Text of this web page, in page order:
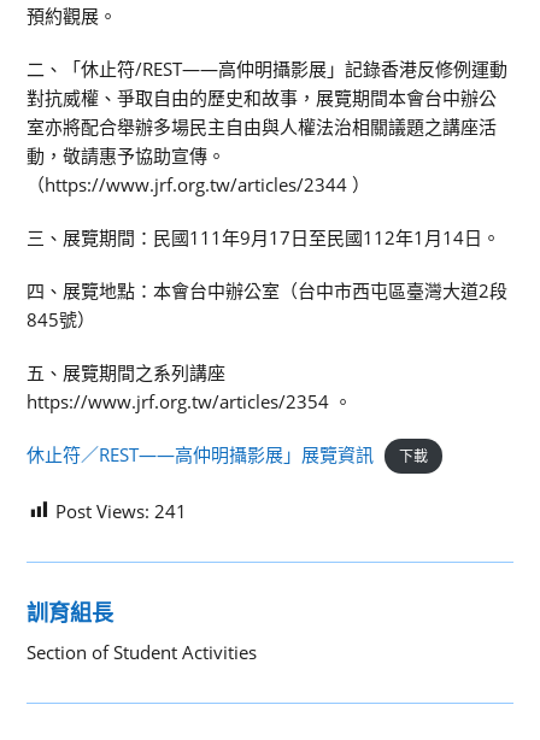
預約觀展。
二、「休止符/REST——高仲明攝影展」記錄香港反修例運動
對抗威權、爭取自由的歷史和故事，展覽期間本會台中辦公
室亦將配合舉辦多場民主自由與人權法治相關議題之講座活
動，敬請惠予協助宣傳。
（https://www.jrf.org.tw/articles/2344 ）
三、展覽期間：民國111年9月17日至民國112年1月14日。
四、展覽地點：本會台中辦公室（台中市西屯區臺灣大道2段
845號）
五、展覽期間之系列講座
https://www.jrf.org.tw/articles/2354 。
休⽌符／REST——⾼仲明攝影展」展覽資訊 下載
Post Views: 241
訓育組長
Section of Student Activities